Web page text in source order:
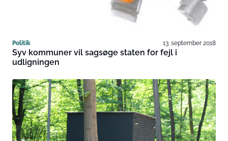
Politik 13. september 2018
Syv kommuner vil sagsøge staten for fejl i
udligningen